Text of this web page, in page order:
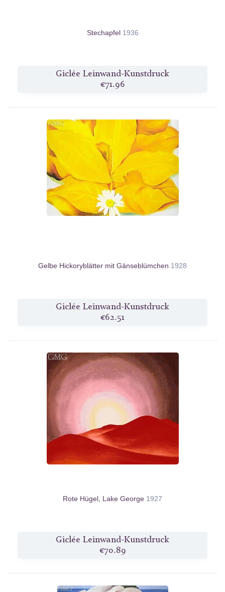
Stechapfel 1936
Giclée Leinwand-Kunstdruck
€71.96
Gelbe Hickoryblätter mit Gänseblümchen 1928
Giclée Leinwand-Kunstdruck
€62.51
Rote Hügel, Lake George 1927
Giclée Leinwand-Kunstdruck
€70.89